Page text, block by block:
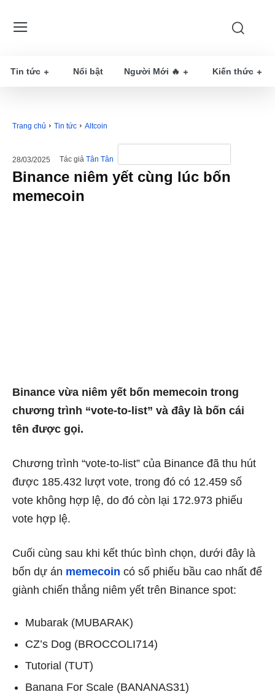
Tin tức Nổi bật Người Mới 🔥 Kiến thức
Trang chủ Tin tức Altcoin
28/03/2025 Tác giả Tân Tân
Binance niêm yết cùng lúc bốn
memecoin
Binance vừa niêm yết bốn memecoin trong
chương trình “vote-to-list” và đây là bốn cái
tên được gọi.
Chương trình “vote-to-list” của Binance đã thu hút
được 185.432 lượt vote, trong đó có 12.459 số
vote không hợp lệ, do đó còn lại 172.973 phiếu
vote hợp lệ.
Cuối cùng sau khi kết thúc bình chọn, dưới đây là
bốn dự án memecoin có số phiếu bầu cao nhất để
giành chiến thắng niêm yết trên Binance spot:
Mubarak (MUBARAK)
CZ’s Dog (BROCCOLI714)
Tutorial (TUT)
Banana For Scale (BANANAS31)